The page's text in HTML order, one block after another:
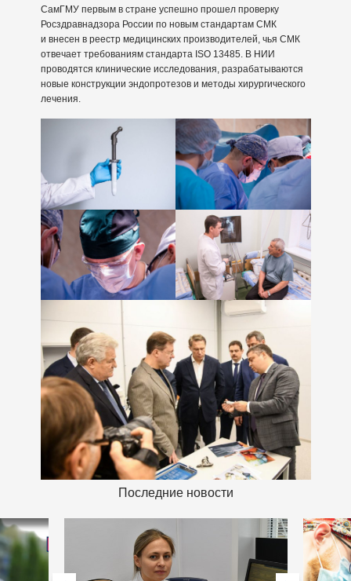
СамГМУ первым в стране успешно прошел проверку
Росздравнадзора России по новым стандартам СМК
и внесен в реестр медицинских производителей, чья СМК
отвечает требованиям стандарта ISO 13485. В НИИ
проводятся клинические исследования, разрабатываются
новые конструкции эндопротезов и методы хирургического
лечения.
Последние новости